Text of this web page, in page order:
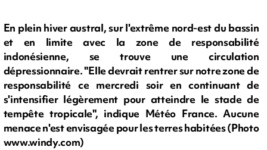
En plein hiver austral, sur l'extrême nord-est du bassin
et en limite avec la zone de responsabilité
indonésienne, se trouve une circulation
dépressionnaire. "Elle devrait rentrer sur notre zone de
responsabilité ce mercredi soir en continuant de
s'intensifier légèrement pour atteindre le stade de
tempête tropicale", indique Météo France. Aucune
menace n'est envisagée pour les terres habitées (Photo
www.windy.com)